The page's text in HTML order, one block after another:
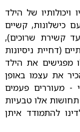
של הילד
כישלונות, קשיים
קשירת שרוכים),
(דחיית ניסיונות
מפגישים את הילד
את עצמו באופן
- מעוררים פעמים
אלו טבעיות
להתמודד איתן